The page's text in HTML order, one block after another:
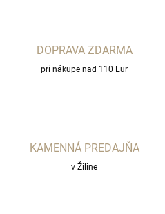
DOPRAVA ZDARMA
pri nákupe nad 110 Eur
KAMENNÁ PREDAJŇA
v Žiline